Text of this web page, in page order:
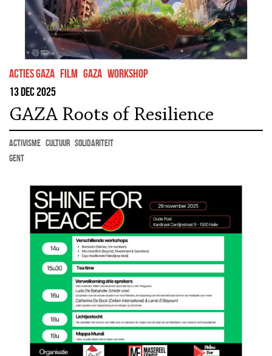
Acties Gaza film Gaza workshop
13 dec 2025
GAZA Roots of Resilience
activisme cultuur solidariteit
Gent